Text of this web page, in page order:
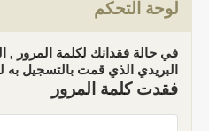
لوحة التحكم
في حالة فقدانك لكلمة المرور ,
البريدي الذي قمت بالتسجيل به
فقدت كلمة المرور